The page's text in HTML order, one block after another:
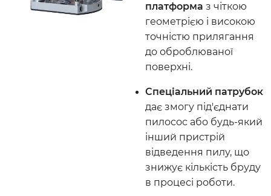
платформа з чіткою
геометрією і високою
точністю прилягання
до оброблюваної
поверхні.
Спеціальний патрубок
дає змогу під'єднати
пилосос або будь-який
інший пристрій
відведення пилу, що
знижує кількість бруду
в процесі роботи.